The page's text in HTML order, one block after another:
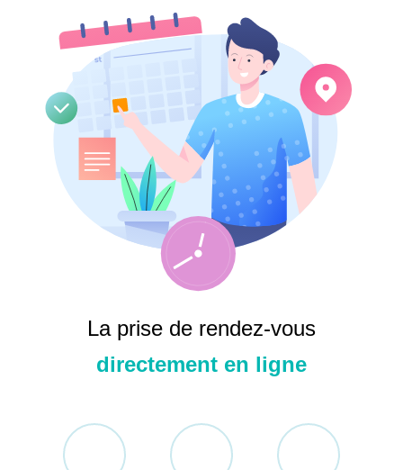
La prise de rendez-vous
directement en ligne
Identifiant
Mot de passe
Se souvenir de moi